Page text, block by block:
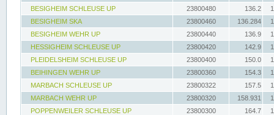
BESIGHEIM SCHLEUSE UP
23800480 136.2
BESIGHEIM SKA
23800460 136.284
BESIGHEIM WEHR UP
23800440 136.9
HESSIGHEIM SCHLEUSE UP
23800420 142.9
PLEIDELSHEIM SCHLEUSE UP
23800400 150.0
BEIHINGEN WEHR UP
23800360 154.3
MARBACH SCHLEUSE UP
23800322 157.5
MARBACH WEHR UP
23800320 158.931
POPPENWEILER SCHLEUSE UP
23800300 164.7